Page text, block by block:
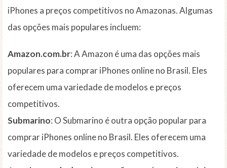
iPhones a preços competitivos no Amazonas. Algumas
das opções mais populares incluem:
Amazon.com.br: A Amazon é uma das opções mais
populares para comprar iPhones online no Brasil. Eles
oferecem uma variedade de modelos e preços
competitivos.
Submarino: O Submarino é outra opção popular para
comprar iPhones online no Brasil. Eles oferecem uma
variedade de modelos e preços competitivos.